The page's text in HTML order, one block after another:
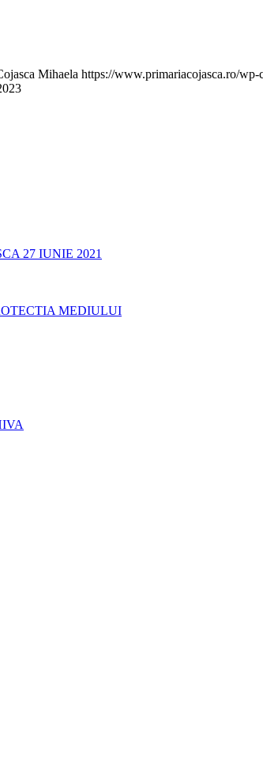
Mihaela https://www.primariacojasca.ro/
27 IUNIE 2021
MEDIULUI